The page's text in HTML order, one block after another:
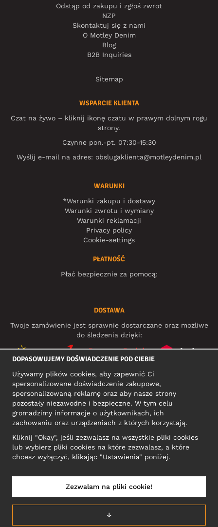
Odstąp od zakupu i zgłoś zwrot
NZP
Skontaktuj się z nami
O Motley Denim
Blog
B2B Inquiries
Sitemap
WSPARCIE KLIENTA
Czat na żywo – kliknij ikonę czatu w prawym dolnym rogu
strony.
Czynne pon.-pt. 07:30-15:30
Wyślij e-mail na adres: obslugaklienta@motleydenim.pl
WARUNKI
*Warunki zakupu i dostawy
Warunki zwrotu i wymiany
Warunki reklamacji
Privacy policy
Cookie-settings
PŁATNOŚĆ
Płać bezpiecznie za pomocą:
DOSTAWA
Twoje zamówienie jest sprawnie dostarczane oraz możliwe
do śledzenia dzięki:
MEDIA SPOŁECZNOŚCIOWE
ADRES KONTAKTOWY
Narva mnt 5, EE-10117 Tallinn
Reg: 12356245
POLSKA/POLSKI
DOPASOWUJEMY DOŚWIADCZENIE POD CIEBIE
Używamy plików cookies, aby zapewnić Ci
spersonalizowane doświadczenie zakupowe,
spersonalizowaną reklamę oraz aby nasze strony
pozostały niezawodne i bezpieczne. W tym celu
gromadzimy informacje o użytkownikach, ich
zachowaniu oraz urządzeniach z których korzystają.
Kliknij "Okay", jeśli zezwalasz na wszystkie pliki cookies
lub wybierz pliki cookies na które zezwalasz, a które
chcesz wyłączyć, klikając "Ustawienia" poniżej.
↓
Zezwalam na pliki cookie!